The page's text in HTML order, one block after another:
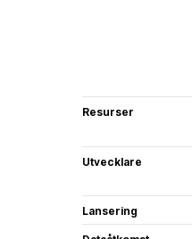
Resurser
Utvecklare
Lansering